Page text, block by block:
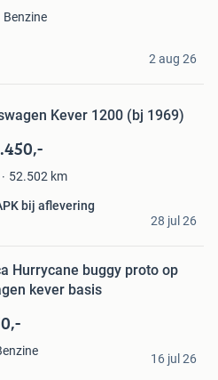
Benzine
2 aug 26
Kever 1200 (bj 1969)
52.502 km
bij aflevering
28 jul 26
Hurrycane buggy proto op
kever basis
16 jul 26